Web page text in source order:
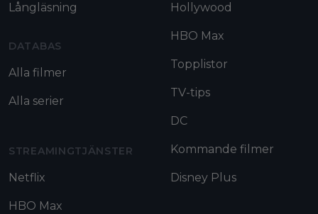
Långläsning
DATABAS
Alla filmer
Alla serier
STREAMINGTJÄNSTER
Netflix
HBO Max
Hollywood
HBO Max
Topplistor
TV-tips
DC
Kommande filmer
Disney Plus